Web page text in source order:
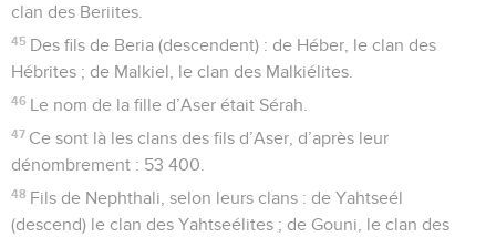
clan des Beriites.
45 Des fils de Beria (descendent) : de Héber, le clan des
Hébrites ; de Malkiel, le clan des Malkiélites.
46 Le nom de la fille d’Aser était Sérah.
47 Ce sont là les clans des fils d’Aser, d’après leur
dénombrement : 53 400.
48 Fils de Nephthali, selon leurs clans : de Yahtseél
(descend) le clan des Yahtseélites ; de Gouni, le clan des